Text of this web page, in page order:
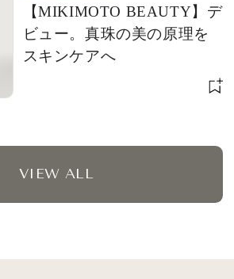
【MIKIMOTO BEAUTY】デ
ビュー。真珠の美の原理を
スキンケアへ
VIEW ALL